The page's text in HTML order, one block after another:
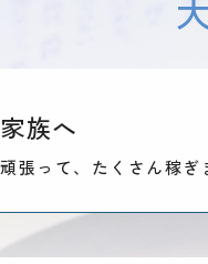
家族へ
頑張って、たくさん稼ぎ